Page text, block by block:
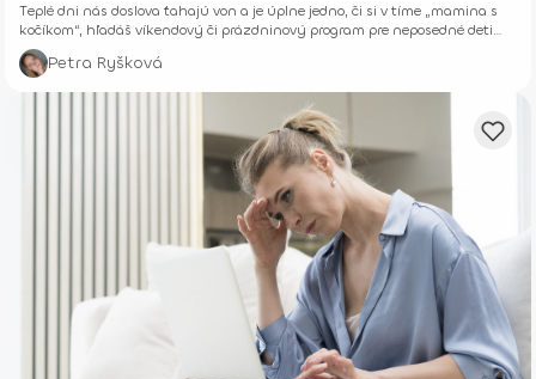
Teplé dni nás doslova ťahajú von a je úplne jedno, či si v tíme „mamina s
kočíkom“, hľadáš víkendový či prázdninový program pre neposedné deti
alebo si len chceš vyvetrať hlavu s kamoškou, či partnerom.
Petra Ryšková